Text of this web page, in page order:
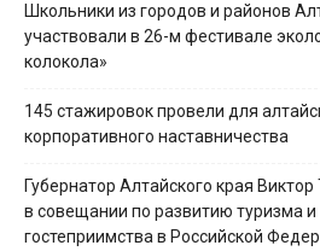
Школьники из городов и районов
участвовали в 26-м фестивале
колокола»
145 стажировок провели для
корпоративного наставничества
Губернатор Алтайского края
в совещании по развитию туризма и
гостеприимства в Российской